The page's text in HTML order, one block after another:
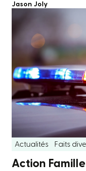
Jason Joly
Actualités Faits
Action